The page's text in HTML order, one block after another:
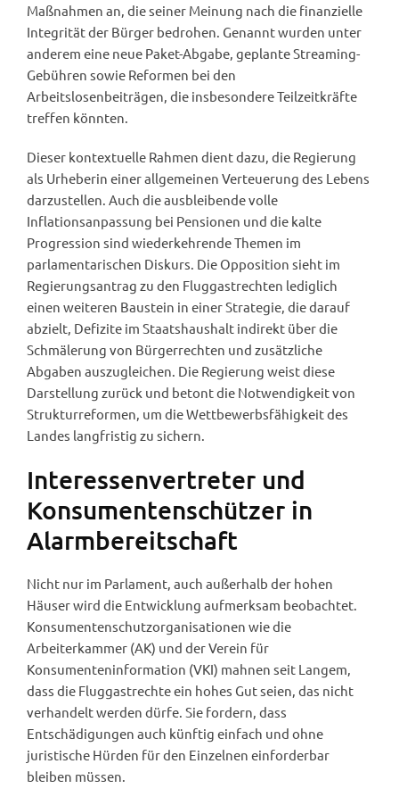
Maßnahmen an, die seiner Meinung nach die finanzielle
Integrität der Bürger bedrohen. Genannt wurden unter
anderem eine neue Paket-Abgabe, geplante Streaming-
Gebühren sowie Reformen bei den
Arbeitslosenbeiträgen, die insbesondere Teilzeitkräfte
treffen könnten.
Dieser kontextuelle Rahmen dient dazu, die Regierung
als Urheberin einer allgemeinen Verteuerung des Lebens
darzustellen. Auch die ausbleibende volle
Inflationsanpassung bei Pensionen und die kalte
Progression sind wiederkehrende Themen im
parlamentarischen Diskurs. Die Opposition sieht im
Regierungsantrag zu den Fluggastrechten lediglich
einen weiteren Baustein in einer Strategie, die darauf
abzielt, Defizite im Staatshaushalt indirekt über die
Schmälerung von Bürgerrechten und zusätzliche
Abgaben auszugleichen. Die Regierung weist diese
Darstellung zurück und betont die Notwendigkeit von
Strukturreformen, um die Wettbewerbsfähigkeit des
Landes langfristig zu sichern.
Interessenvertreter und
Konsumentenschützer in
Alarmbereitschaft
Nicht nur im Parlament, auch außerhalb der hohen
Häuser wird die Entwicklung aufmerksam beobachtet.
Konsumentenschutzorganisationen wie die
Arbeiterkammer (AK) und der Verein für
Konsumenteninformation (VKI) mahnen seit Langem,
dass die Fluggastrechte ein hohes Gut seien, das nicht
verhandelt werden dürfe. Sie fordern, dass
Entschädigungen auch künftig einfach und ohne
juristische Hürden für den Einzelnen einforderbar
bleiben müssen.